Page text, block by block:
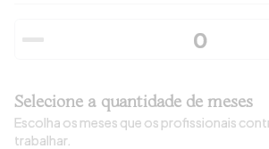
Selecione a quantidade de meses
Escolha os meses que os profissionais
trabalhar.